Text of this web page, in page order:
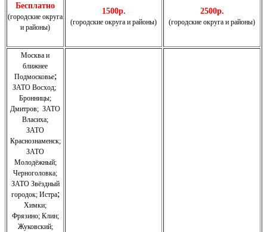
Бесплатно
(городские округа
и районы)
1500р.
(городские округа и районы)
2500р.
(городские округа и районы)
Москва и
ближнее
Подмосковье;
ЗАТО Восход;
Бронницы;
Дмитров; ЗАТО
Власиха;
ЗАТО
Краснознаменск;
ЗАТО
Молодёжный;
Черноголовка;
ЗАТО Звёздный
городок; Истра;
Химки;
Фрязино;Клин;
Жуковский;